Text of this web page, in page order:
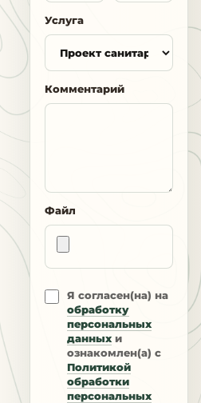
Услуга
Комментарий
Файл
Я согласен(на) на
обработку
персональных
данных и
ознакомлен(а) с
Политикой
обработки
персональных